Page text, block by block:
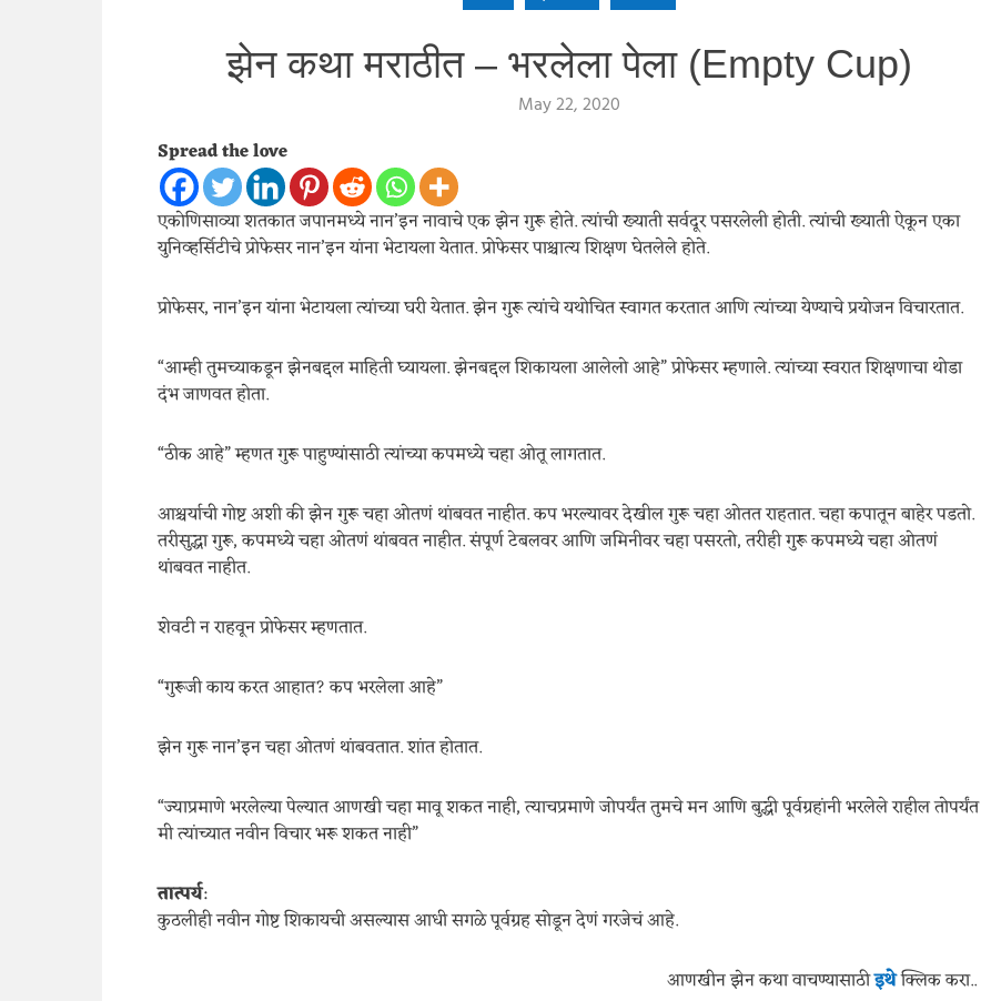
झेन कथा मराठीत – भरलेला पेला (Empty Cup)
May 22, 2020
Spread the love
एकोणिसाव्या शतकात जपानमध्ये नान’इन नावाचे एक झेन गुरू होते. त्यांची ख्याती सर्वदूर पसरलेली होती. त्यांची ख्याती ऐकून एका
युनिव्हर्सिटीचे प्रोफेसर नान’इन यांना भेटायला येतात. प्रोफेसर पाश्चात्य शिक्षण घेतलेले होते.
प्रोफेसर, नान’इन यांना भेटायला त्यांच्या घरी येतात. झेन गुरू त्यांचे यथोचित स्वागत करतात आणि त्यांच्या येण्याचे प्रयोजन विचारतात.
“आम्ही तुमच्याकडून झेनबद्दल माहिती घ्यायला. झेनबद्दल शिकायला आलेलो आहे” प्रोफेसर म्हणाले. त्यांच्या स्वरात शिक्षणाचा थोडा
दंभ जाणवत होता.
“ठीक आहे” म्हणत गुरू पाहुण्यांसाठी त्यांच्या कपमध्ये चहा ओतू लागतात.
आश्चर्याची गोष्ट अशी की झेन गुरू चहा ओतणं थांबवत नाहीत. कप भरल्यावर देखील गुरू चहा ओतत राहतात. चहा कपातून बाहेर पडतो.
तरीसुद्धा गुरू, कपमध्ये चहा ओतणं थांबवत नाहीत. संपूर्ण टेबलवर आणि जमिनीवर चहा पसरतो, तरीही गुरू कपमध्ये चहा ओतणं
थांबवत नाहीत.
शेवटी न राहवून प्रोफेसर म्हणतात.
“गुरूजी काय करत आहात? कप भरलेला आहे”
झेन गुरू नान’इन चहा ओतणं थांबवतात. शांत होतात.
“ज्याप्रमाणे भरलेल्या पेल्यात आणखी चहा मावू शकत नाही, त्याचप्रमाणे जोपर्यंत तुमचे मन आणि बुद्धी पूर्वग्रहांनी भरलेले राहील तोपर्यंत
मी त्यांच्यात नवीन विचार भरू शकत नाही”
तात्पर्य:
कुठलीही नवीन गोष्ट शिकायची असल्यास आधी सगळे पूर्वग्रह सोडून देणं गरजेचं आहे.
आणखीन झेन कथा वाचण्यासाठीइथेक्लिक करा..